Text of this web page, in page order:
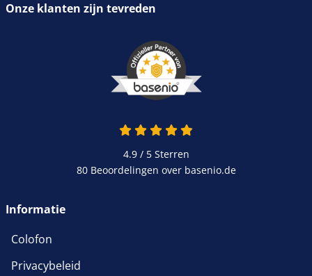
Onze klanten zijn tevreden
4.9 van 5
4.9 / 5Sterren
80 Beoordelingen over basenio.de
Informatie
Colofon
Privacybeleid